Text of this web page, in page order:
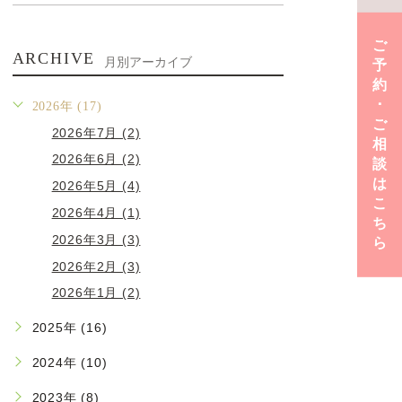
ご
予
約
･
ご
相
談
は
こ
ち
ら
ARCHIVE 月別アーカイブ
2026年 (17)
2026年7月 (2)
2026年6月 (2)
2026年5月 (4)
2026年4月 (1)
2026年3月 (3)
2026年2月 (3)
2026年1月 (2)
2025年 (16)
2024年 (10)
2023年 (8)